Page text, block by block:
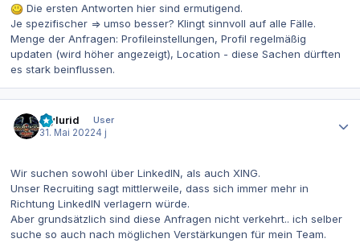
Die ersten Antworten hier sind ermutigend.
Je spezifischer => umso besser? Klingt sinnvoll auf alle Fälle.
Menge der Anfragen: Profileinstellungen, Profil regelmäßig
updaten (wird höher angezeigt), Location - diese Sachen dürften
es stark beinflussen.
mylurid
User
31. Mai 20224 j
Wir suchen sowohl über LinkedIN, als auch XING.
Unser Recruiting sagt mittlerweile, dass sich immer mehr in
Richtung LinkedIN verlagern würde.
Aber grundsätzlich sind diese Anfragen nicht verkehrt.. ich selber
suche so auch nach möglichen Verstärkungen für mein Team.